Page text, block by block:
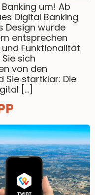
um! Ab
Digital Banking
Design wurde
entsprechen
Funktionalität
sich
von den
Sie startklar: Die
[…]